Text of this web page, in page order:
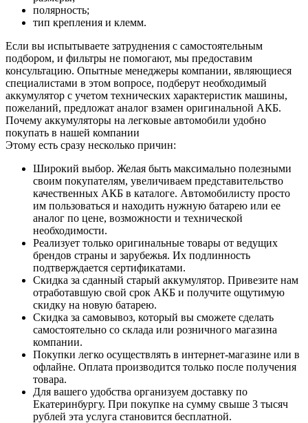
полярность;
тип крепления и клемм.
Если вы испытываете затруднения с самостоятельным
подбором, и фильтры не помогают, мы предоставим
консультацию. Опытные менеджеры компании, являющиеся
специалистами в этом вопросе, подберут необходимый
аккумулятор с учетом технических характеристик машины,
пожеланий, предложат аналог взамен оригинальной АКБ.
Почему аккумуляторы на легковые автомобили удобно
покупать в нашей компании
Этому есть сразу несколько причин:
Широкий выбор. Желая быть максимально полезными
своим покупателям, увеличиваем представительство
качественных АКБ в каталоге. Автомобилисту просто
им пользоваться и находить нужную батарею или ее
аналог по цене, возможности и технической
необходимости.
Реализует только оригинальные товары от ведущих
брендов страны и зарубежья. Их подлинность
подтверждается сертификатами.
Скидка за сданный старый аккумулятор. Привезите нам
отработавшую свой срок АКБ и получите ощутимую
скидку на новую батарею.
Скидка за самовывоз, который вы сможете сделать
самостоятельно со склада или розничного магазина
компании.
Покупки легко осуществлять в интернет-магазине или в
офлайне. Оплата производится только после получения
товара.
Для вашего удобства организуем доставку по
Екатеринбургу. При покупке на сумму свыше 3 тысяч
рублей эта услуга становится бесплатной.